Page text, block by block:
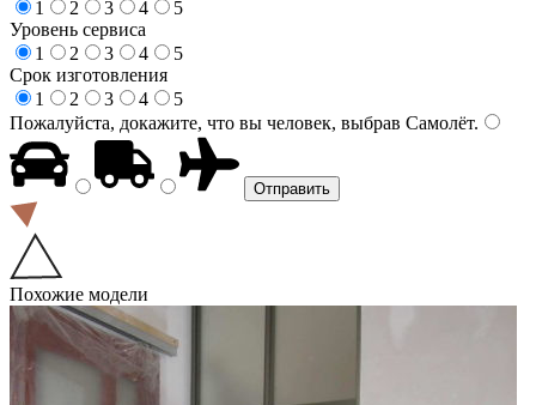
1
2 3 4
5
Уровень сервиса
1
2 3 4
5
Срок изготовления
1
2 3 4
5
Пожалуйста, докажите, что вы человек, выбрав Самолёт.
Похожие модели